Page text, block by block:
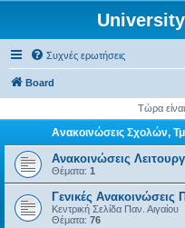
Συχνές ερωτήσεις
Board
Τώρα
Ανακοινώσεις Σχολών,
Ανακοινώσεις
Θέματα: 1
Γενικές Ανακοινώσεις
Κεντρική Σελίδα Παν. Αιγαίου
Θέματα: 76